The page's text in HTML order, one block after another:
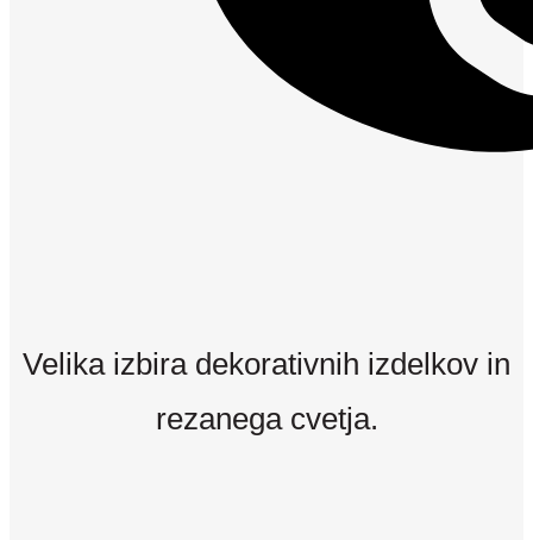
Velika izbira dekorativnih izdelkov in
rezanega cvetja.